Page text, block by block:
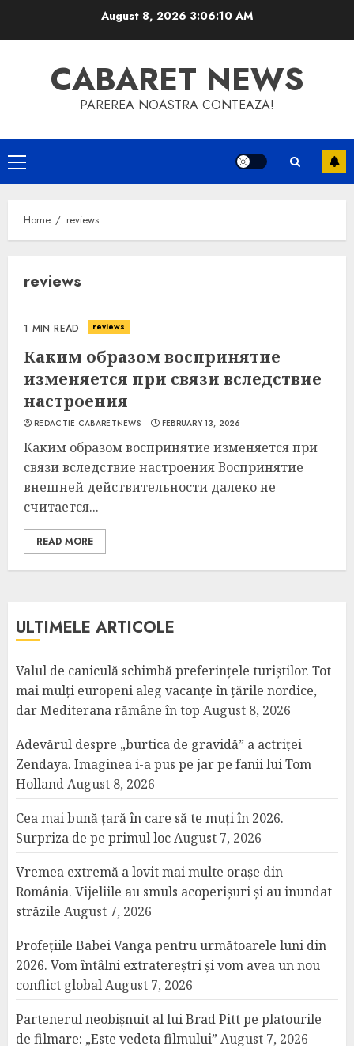
August 8, 20263:06:11 AM
CABARET NEWS
PAREREA NOASTRA CONTEAZA!
Primary
Menu
Home reviews
reviews
1 MIN READ reviews
Каким образом воспринятие
изменяется при связи вследствие
настроения
REDACTIE CABARETNEWS FEBRUARY 13, 2026
Каким образом воспринятие изменяется при
связи вследствие настроения Воспринятие
внешней действительности далеко не
считается...
READ MORE
ULTIMELE ARTICOLE
Valul de caniculă schimbă preferințele turiștilor. Tot
mai mulți europeni aleg vacanțe în țările nordice,
dar Mediterana rămâne în top August 8, 2026
Adevărul despre „burtica de gravidă” a actriței
Zendaya. Imaginea i-a pus pe jar pe fanii lui Tom
HollandAugust 8, 2026
Cea mai bună țară în care să te muți în 2026.
Surpriza de pe primul locAugust 7, 2026
Vremea extremă a lovit mai multe orașe din
România. Vijeliile au smuls acoperișuri și au inundat
străzile August 7, 2026
Profețiile Babei Vanga pentru următoarele luni din
2026. Vom întâlni extratereștri și vom avea un nou
conflict globalAugust 7, 2026
Partenerul neobișnuit al lui Brad Pitt pe platourile
de filmare: „Este vedeta filmului” August 7, 2026